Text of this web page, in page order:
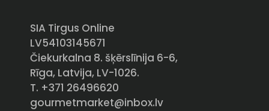
SIA Tirgus Online
LV54103145671
Čiekurkalna 8. šķērslīnija 6-6,
Rīga, Latvija, LV-1026.
T. +371 26496620
gourmetmarket@inbox.lv